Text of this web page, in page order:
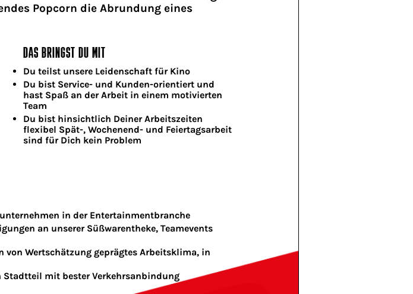
Popcorn die Abrundung eines
DAS BRINGST DU MIT
Du teilst unsere Leidenschaft für Kino
Du bist Service- und Kunden-orientiert und
hast Spaß an der Arbeit in einem motivierten
Team
Du bist hinsichtlich Deiner Arbeitszeiten
flexibel Spät-, Wochenend- und Feiertagsarbeit
sind für Dich kein Problem
in der Entertainmentbranche
an unserer Süßwarentheke, Teamevents
Wertschätzung geprägtes Arbeitsklima, in
Stadtteil mit bester Verkehrsanbindung